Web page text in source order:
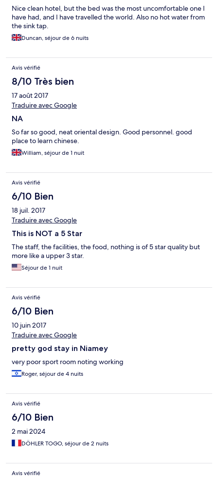
Nice clean hotel, but the bed was the most uncomfortable one I
have had, and I have travelled the world. Also no hot water from
the sink tap.
Duncan, séjour de 6 nuits
Avis vérifié
8/10 Très bien
17 août 2017
Traduire avec Google
NA
So far so good, neat oriental design. Good personnel. good
place to learn chinese.
William, séjour de 1 nuit
Avis vérifié
6/10 Bien
18 juil. 2017
Traduire avec Google
This is NOT a 5 Star
The staff, the facilities, the food, nothing is of 5 star quality but
more like a upper 3 star.
Séjour de 1 nuit
Avis vérifié
6/10 Bien
10 juin 2017
Traduire avec Google
pretty god stay in Niamey
very poor sport room noting working
Roger, séjour de 4 nuits
Avis vérifié
6/10 Bien
2 mai 2024
DÖHLER TOGO, séjour de 2 nuits
Avis vérifié